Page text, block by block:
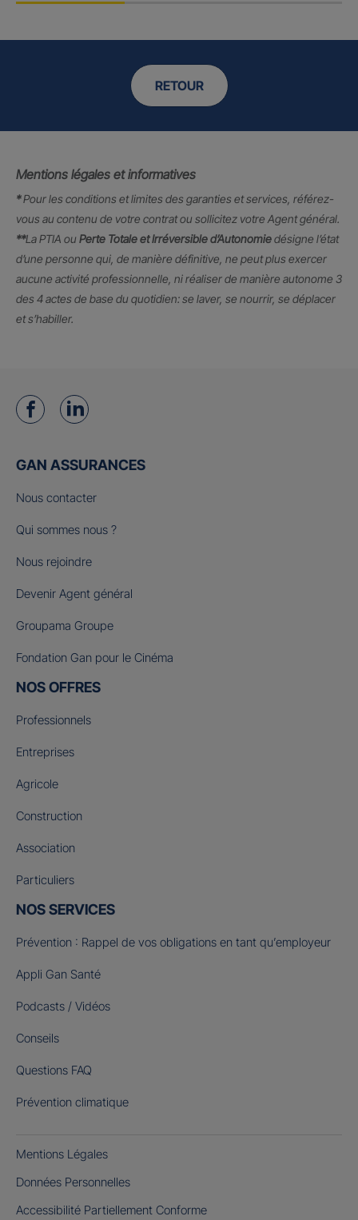
RETOUR
Mentions légales et informatives
*Pour les conditions et limites des garanties et services, référez-
vous au contenu de votre contrat ou sollicitez votre Agent général.
**La PTIA ou Perte Totale et Irréversible d’Autonomiedésigne l’état
d’une personne qui, de manière définitive, ne peut plus exercer
aucune activité professionnelle, ni réaliser de manière autonome 3
des 4 actes de base du quotidien: se laver, se nourrir, se déplacer
et s’habiller.
GAN ASSURANCES
Nous contacter
Qui sommes nous ?
Nous rejoindre
Devenir Agent général
Groupama Groupe
Fondation Gan pour le Cinéma
NOS OFFRES
Professionnels
Entreprises
Agricole
Construction
Association
Particuliers
NOS SERVICES
Prévention : Rappel de vos obligations en tant qu’employeur
Appli Gan Santé
Podcasts / Vidéos
Conseils
Questions FAQ
Prévention climatique
Mentions Légales
Données Personnelles
Accessibilité Partiellement Conforme